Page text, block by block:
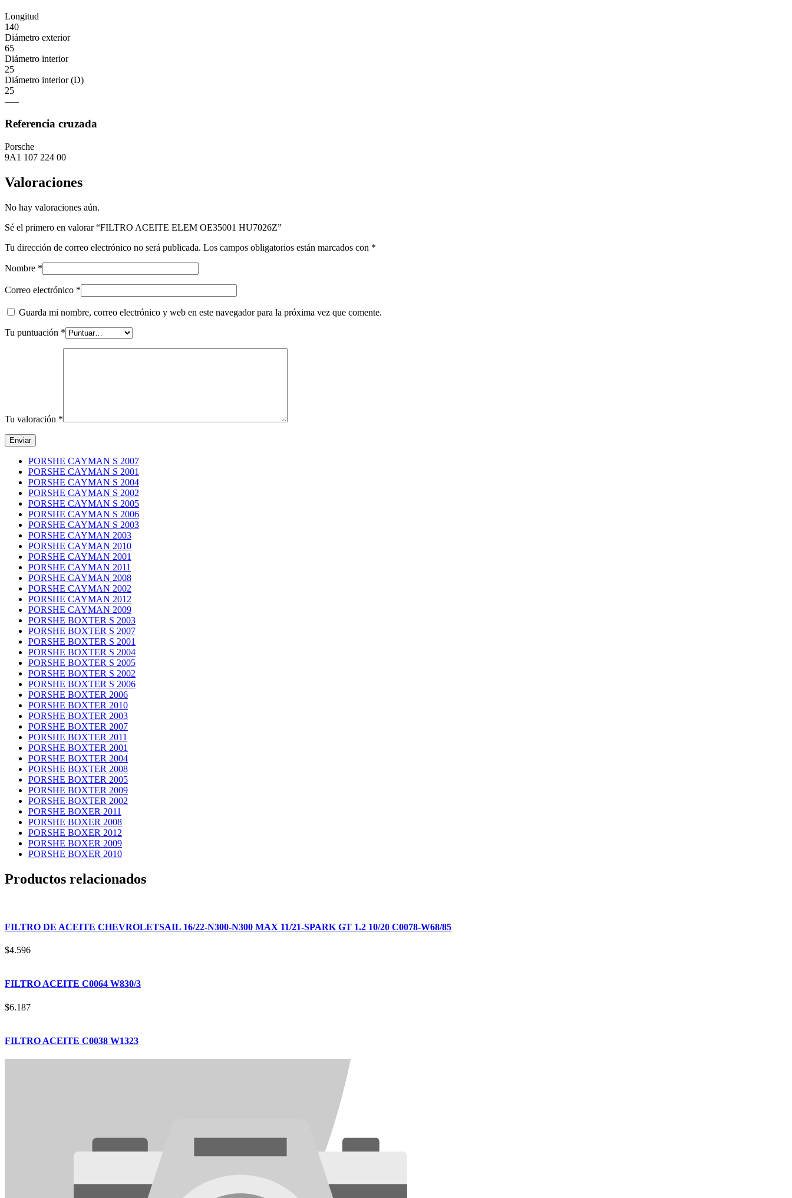
Longitud
140
Diámetro exterior
65
Diámetro interior
25
Diámetro interior (D)
25
—–
Referencia cruzada
Porsche
9A1 107 224 00
Valoraciones
No hay valoraciones aún.
Sé el primero en valorar “FILTRO ACEITE ELEM OE35001 HU7026Z”
Tu dirección de correo electrónico no será publicada. Los campos obligatorios están marcados con *
Nombre *
Correo electrónico *
Guarda mi nombre, correo electrónico y web en este navegador para la próxima vez que comente.
Tu puntuación *
Tu valoración *
PORSHE CAYMAN S 2007
PORSHE CAYMAN S 2001
PORSHE CAYMAN S 2004
PORSHE CAYMAN S 2002
PORSHE CAYMAN S 2005
PORSHE CAYMAN S 2006
PORSHE CAYMAN S 2003
PORSHE CAYMAN 2003
PORSHE CAYMAN 2010
PORSHE CAYMAN 2001
PORSHE CAYMAN 2011
PORSHE CAYMAN 2008
PORSHE CAYMAN 2002
PORSHE CAYMAN 2012
PORSHE CAYMAN 2009
PORSHE BOXTER S 2003
PORSHE BOXTER S 2007
PORSHE BOXTER S 2001
PORSHE BOXTER S 2004
PORSHE BOXTER S 2005
PORSHE BOXTER S 2002
PORSHE BOXTER S 2006
PORSHE BOXTER 2006
PORSHE BOXTER 2010
PORSHE BOXTER 2003
PORSHE BOXTER 2007
PORSHE BOXTER 2011
PORSHE BOXTER 2001
PORSHE BOXTER 2004
PORSHE BOXTER 2008
PORSHE BOXTER 2005
PORSHE BOXTER 2009
PORSHE BOXTER 2002
PORSHE BOXER 2011
PORSHE BOXER 2008
PORSHE BOXER 2012
PORSHE BOXER 2009
PORSHE BOXER 2010
Productos relacionados
FILTRO DE ACEITE CHEVROLETSAIL 16/22-N300-N300 MAX 11/21-SPARK GT 1.2 10/20 C0078-W68/85
$4.596
FILTRO ACEITE C0064 W830/3
$6.187
FILTRO ACEITE C0038 W1323